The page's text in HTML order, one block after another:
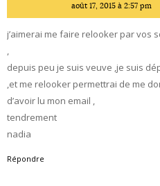
août 17, 2015 à 2:57 pm
j’aimerai me faire relooker par vos
,
depuis peu je suis veuve ,je suis
,et me relooker permettrai de me
d’avoir lu mon email ,
tendrement
nadia
Répondre